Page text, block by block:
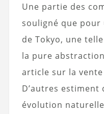
Une partie des
souligné que
de Tokyo, une
la pure
article sur la vente
D’autres estiment
évolution